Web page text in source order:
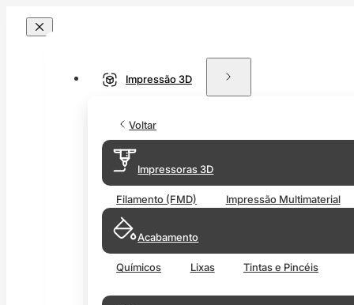
Impressão 3D
Voltar
Impressoras 3D
Filamento (FMD) Impressão Multimaterial
Acabamento
Químicos Lixas Tintas e Pincéis